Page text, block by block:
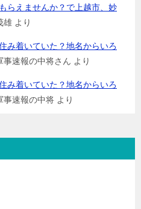
らえませんか？で上越市、妙
雄 より
み着いていた？地名からいろ
事速報の中将さん より
み着いていた？地名からいろ
事速報の中将 より